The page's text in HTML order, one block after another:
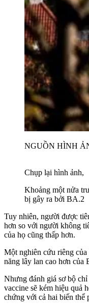
NGUỒN HÌNH
Chụp lại hình ảnh,
Khoảng một nửa
bị gây ra bởi BA.2
Tuy nhiên, người được
hơn so với người không
của họ cũng thấp hơn.
Một nghiên cứu riêng
năng lây lan cao hơn
Nhưng đánh giá sơ bộ
vaccine sẽ kém hiệu quả
chứng với cả hai biến thể